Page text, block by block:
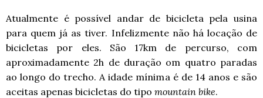
Atualmente é possível andar de bicicleta pela usina
para quem já as tiver. Infelizmente não há locação de
bicicletas por eles. São 17km de percurso, com
aproximadamente 2h de duração om quatro paradas
ao longo do trecho. A idade mínima é de 14 anos e são
aceitas apenas bicicletas do tipo mountain bike.